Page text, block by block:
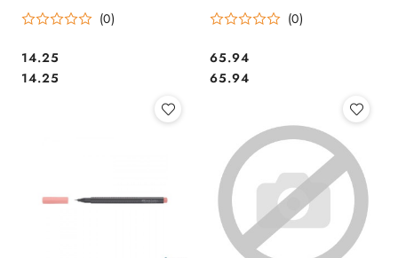
SALE
(0)
Cena:
14.25
Cena:
14.25
(0)
Cena:
65.94
Cena:
65.94